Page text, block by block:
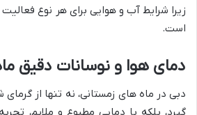
زیرا شرایط آب و هوایی برای هر نوع
است.
دمای هوا و نوسانات دقیق
دبی در ماه های زمستانی، نه تنها از